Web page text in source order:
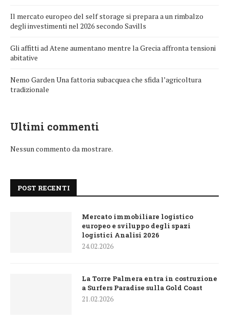
Il mercato europeo del self storage si prepara a un rimbalzo
degli investimenti nel 2026 secondo Savills
Gli affitti ad Atene aumentano mentre la Grecia affronta tensioni
abitative
Nemo Garden Una fattoria subacquea che sfida l’agricoltura
tradizionale
Ultimi commenti
Nessun commento da mostrare.
POST RECENTI
Mercato immobiliare logistico
europeo e sviluppo degli spazi
logistici Analisi 2026
24.02.2026
La Torre Palmera entra in costruzione
a Surfers Paradise sulla Gold Coast
21.02.2026